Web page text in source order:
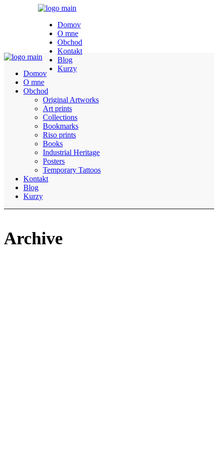
Domov
O mne
Obchod
Kontakt
Blog
Kurzy
Domov
O mne
Obchod
Original Artworks
Art prints
Collections
Bookmarks
Riso prints
Books
Industrial Heritage
Posters
Temporary Tattoos
Kontakt
Blog
Kurzy
Archive